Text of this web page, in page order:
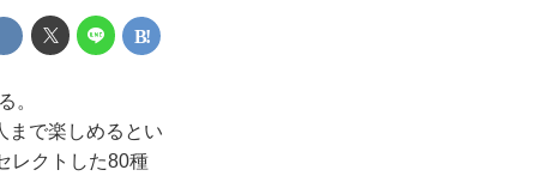
。
まで楽しめるとい
レクトした80種